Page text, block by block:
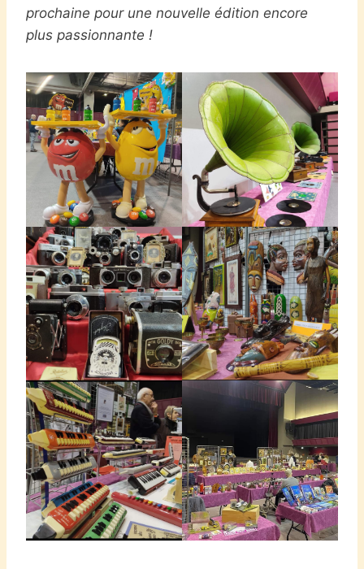
prochaine pour une nouvelle édition encore
plus passionnante !